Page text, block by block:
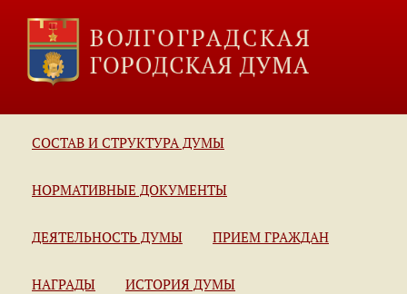
СОСТАВ И СТРУКТУРА ДУМЫ
НОРМАТИВНЫЕ ДОКУМЕНТЫ
ДЕЯТЕЛЬНОСТЬ ДУМЫ ПРИЕМ ГРАЖДАН
НАГРАДЫ ИСТОРИЯ ДУМЫ